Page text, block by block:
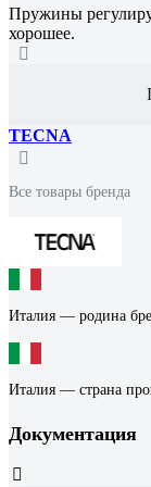
Пружины
хорошее.
TECNA
Все товары бренда
Италия — родина
Италия — страна
Документация